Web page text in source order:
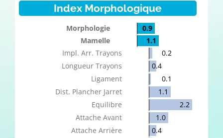
Index Morphologique
Morphologie
0.9
Mamelle
1.1
Impl. Arr. Trayons
0.2
Longueur Trayons
0.4
Ligament
0.1
Dist. Plancher Jarret
1.1
Equilibre
2.2
Attache Avant
1.0
Attache Arrière
0.4